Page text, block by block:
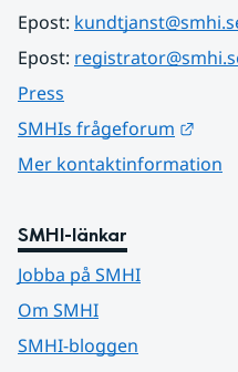
Epost:
Epost:
Press
SMHIs frågeforum
Mer kontaktinformation
SMHI-länkar
Jobba på SMHI
Om SMHI
SMHI-bloggen